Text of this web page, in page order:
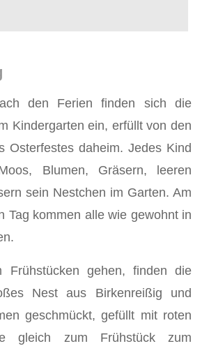
den Ferien finden sich die
Kindergarten ein, erfüllt von den
Osterfestes daheim. Jedes Kind
Blumen, Gräsern, leeren
sein Nestchen im Garten. Am
Tag kommen alle wie gewohnt in
Frühstücken gehen, finden die
Nest aus Birkenreißig und
geschmückt, gefüllt mit roten
gleich zum Frühstück zum